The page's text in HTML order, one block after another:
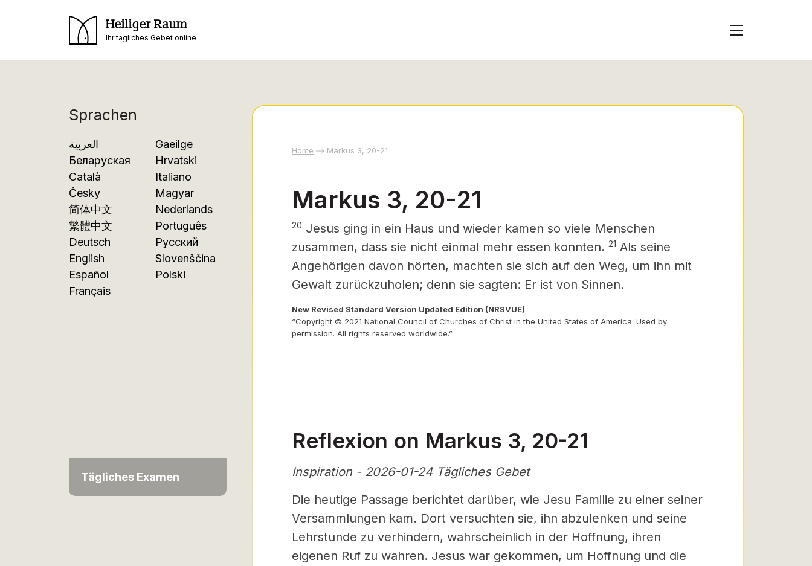
Heiliger Raum
Ihr tägliches Gebet online
Sprachen
العربية
Беларуская
Català
Česky
简体中文
繁體中文
Deutsch
English
Español
Français
Gaeilge
Hrvatski
Italiano
Magyar
Nederlands
Português
Русский
Slovenščina
Polski
Tägliches Examen
Home Markus 3, 20-21
Markus 3, 20-21
20 Jesus ging in ein Haus und wieder kamen so viele Menschen
zusammen, dass sie nicht einmal mehr essen konnten. 21 Als seine
Angehörigen davon hörten, machten sie sich auf den Weg, um ihn mit
Gewalt zurückzuholen; denn sie sagten: Er ist von Sinnen.
New Revised Standard Version Updated Edition (NRSVUE)
“Copyright © 2021 National Council of Churches of Christ in the United States of America. Used by
permission. All rights reserved worldwide.”
Reflexion on Markus 3, 20-21
Inspiration - 2026-01-24 Tägliches Gebet
Die heutige Passage berichtet darüber, wie Jesu Familie zu einer seiner
Versammlungen kam. Dort versuchten sie, ihn abzulenken und seine
Lehrstunde zu verhindern, wahrscheinlich in der Hoffnung, ihren
eigenen Ruf zu wahren. Jesus war gekommen, um Hoffnung und die